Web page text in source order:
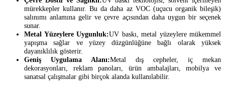
mürekkepler kullanır. Bu da daha az VOC (uçucu organik bileşik)
salınımı anlamına gelir ve çevre açısından daha uygun bir seçenek
sunar.
Metal Yüzeylere Uygunluk:UV baskı, metal yüzeylere mükemmel
yapışma sağlar ve yüzey düzgünlüğüne bağlı olarak yüksek
dayanıklılık gösterir.
Geniş Uygulama Alanı:Metal dış cepheler, iç mekan
dekorasyonları, reklam panoları, ürün ambalajları, mobilya ve
sanatsal çalışmalar gibi birçok alanda kullanılabilir.